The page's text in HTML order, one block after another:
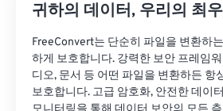
귀하의 데이터, 우리의 최
FreeConvert는 단순히 파일을 변환하
하게 보호합니다. 강력한 보안 프레임워
디오, 문서 등 어떤 파일을 변환하든 항
보호합니다. 고급 암호화, 안전한 데이